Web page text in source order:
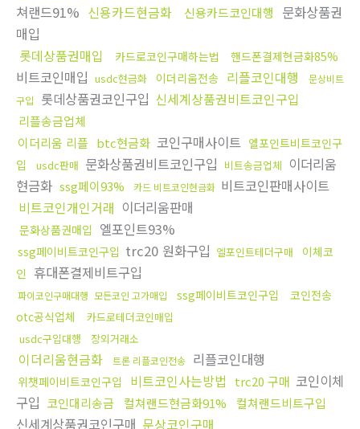
쳐랜드91% 신용카드현금화 신용카드코인대행
문화상품권
매입
롯데상품권매입
카드로코인구매하는법 핸드폰결제현금화85%
비트코인매입 usdc현금화 이더리움전송 리플코인대행
문상비트
구입
롯데상품권코인구입 신세계상품권비트코인구입
리플송금업체
이더리움 리플 btc현금화 코인구매사이트 엘포인트비트코인구
입
usdc판매 문화상품권비트코인구입 비트송금업체 이더리움
현금화 ssg페이93% 카드 비트코인현금화 비트코인판매사이트
비트코인개인거래 이더리움판매
문화상품권매입 엘포인트93%
ssg페이비트코인구입 trc20 원화구입 엘포인트테더구매
이체코
인 휴대폰결제비트구입
파이코인구매대행 모든코인 고가매입 ssg페이비트코인구입
코인전송
otc공식업체
카드로테더코인매입
usdc구입대행
장외거래소
이더리움현금화 트론 리플코인전송 리플코인대행
위챗페이비트코인구입 비트코인사는방법 trc20 구매 코인이체
구입 코인대리송금 컬쳐랜드현금화91% 컬쳐랜드비트구입
신세계상품권코인구매 문상코인구매